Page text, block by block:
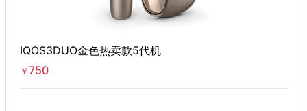
IQOS3DUO金色热卖款5代机
￥ 750